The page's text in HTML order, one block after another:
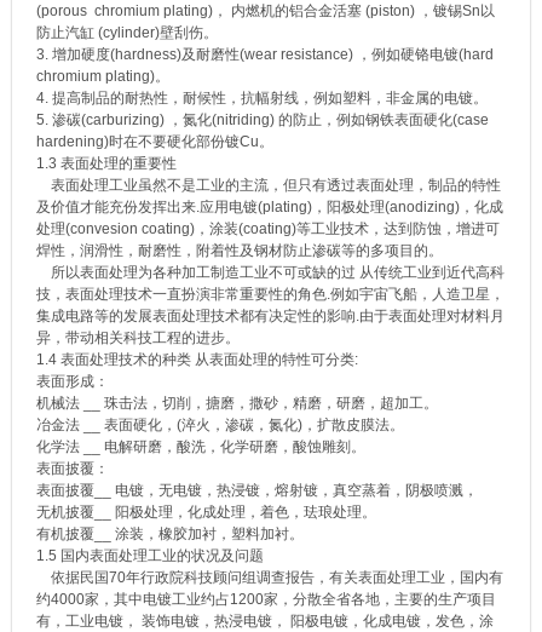
(porous chromium plating)， 内燃机的铝合金活塞 (piston) ，镀锡Sn以
防止汽缸 (cylinder)壁刮伤。
3. 增加硬度(hardness)及耐磨性(wear resistance) ，例如硬铬电镀(hard
chromium plating)。
4. 提高制品的耐热性，耐候性，抗幅射线，例如塑料，非金属的电镀。
5. 渗碳(carburizing) ，氮化(nitriding) 的防止，例如钢铁表面硬化(case
hardening)时在不要硬化部份镀Cu。
1.3 表面处理的重要性
表面处理工业虽然不是工业的主流，但只有透过表面处理，制品的特性
及价值才能充份发挥出来.应用电镀(plating)，阳极处理(anodizing)，化成
处理(convesion coating)，涂装(coating)等工业技术，达到防蚀，增进可
焊性，润滑性，耐磨性，附着性及钢材防止渗碳等的多项目的。
所以表面处理为各种加工制造工业不可或缺的过 从传统工业到近代高科
技，表面处理技术一直扮演非常重要性的角色.例如宇宙飞船，人造卫星，
集成电路等的发展表面处理技术都有决定性的影响.由于表面处理对材料月
异，带动相关科技工程的进步。
1.4 表面处理技术的种类 从表面处理的特性可分类:
表面形成：
机械法 __ 珠击法，切削，搪磨，撒砂，精磨，研磨，超加工。
冶金法 __ 表面硬化，(淬火，渗碳，氮化)，扩散皮膜法。
化学法 __ 电解研磨，酸洗，化学研磨，酸蚀雕刻。
表面披覆：
表面披覆__ 电镀，无电镀，热浸镀，熔射镀，真空蒸着，阴极喷溅，
无机披覆__ 阳极处理，化成处理，着色，珐琅处理。
有机披覆__ 涂装，橡胶加衬，塑料加衬。
1.5 国内表面处理工业的状况及问题
依据民国70年行政院科技顾问组调查报告，有关表面处理工业，国内有
约4000家，其中电镀工业约占1200家，分散全省各地，主要的生产项目
有，工业电镀， 装饰电镀，热浸电镀， 阳极电镀，化成电镀，发色，涂